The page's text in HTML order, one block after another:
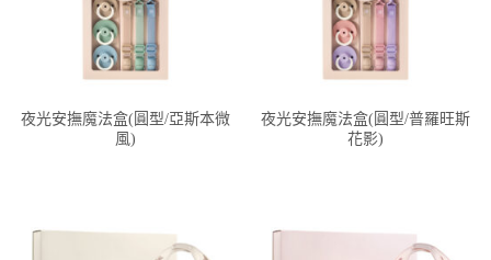
夜光安撫魔法盒(圓型/亞斯本微
風)
夜光安撫魔法盒(圓型/普羅旺斯
花影)